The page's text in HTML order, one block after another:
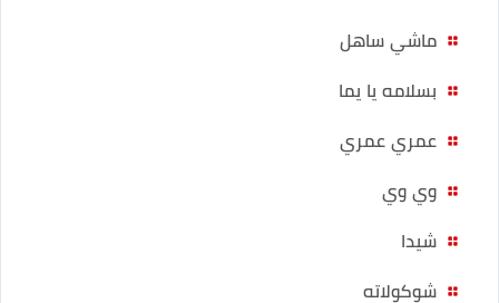
ماشي ساهل
بسلامه يا يما
عمري عمري
وي وي
شيدا
شوكولاته